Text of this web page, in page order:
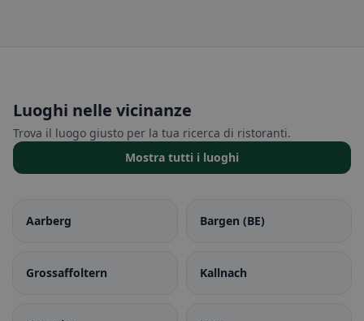
Luoghi nelle vicinanze
Trova il luogo giusto per la tua ricerca di ristoranti.
Mostra tutti i luoghi
Aarberg Bargen (BE)
Grossaffoltern Kallnach